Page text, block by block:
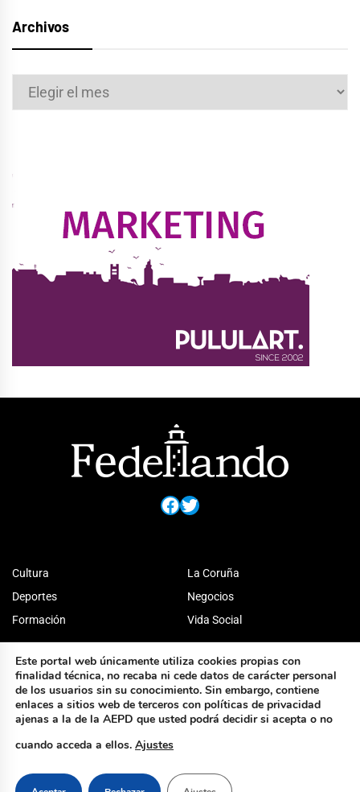
Archivos
Archivos
Facebook
Twitter
Cultura
Deportes
Formación
La Coruña
Negocios
Vida Social
Este portal web únicamente utiliza cookies propias con
finalidad técnica, no recaba ni cede datos de carácter personal
de los usuarios sin su conocimiento. Sin embargo, contiene
enlaces a sitios web de terceros con políticas de privacidad
ajenas a la de la AEPD que usted podrá decidir si acepta o no
cuando acceda a ellos. Ajustes